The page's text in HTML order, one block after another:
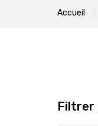
Accueil
Filtrer